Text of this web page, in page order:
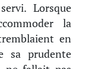
Lorsque
la
en
sa prudente